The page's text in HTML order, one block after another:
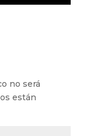
no será
están